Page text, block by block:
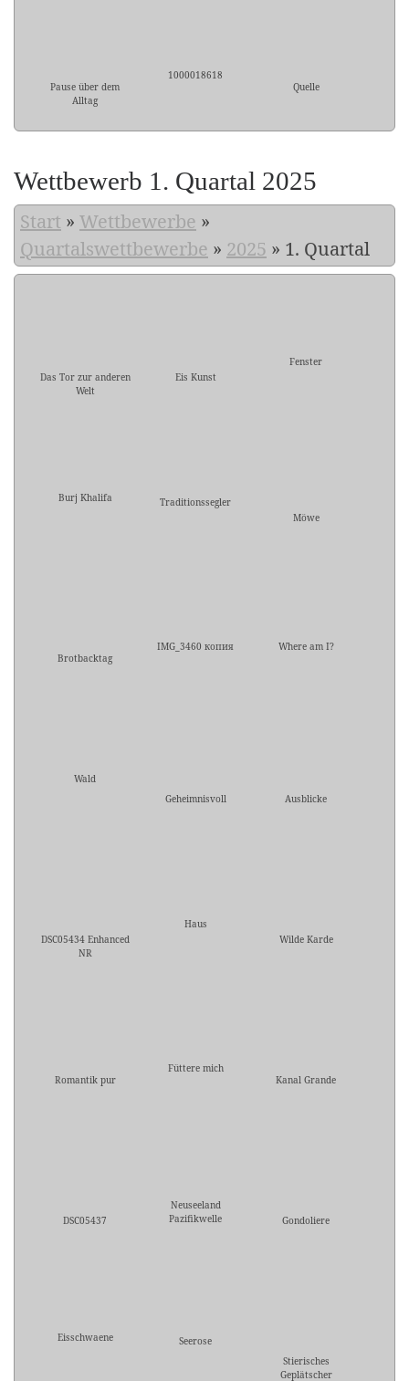
Pause über dem
Alltag
1000018618
Quelle
Wettbewerb 1. Quartal 2025
Start » Wettbewerbe »
Quartalswettbewerbe » 2025 » 1. Quartal
Das Tor zur anderen
Welt
Eis Kunst
Fenster
Burj Khalifa
Traditionssegler
Möwe
Brotbacktag
IMG_3460 копия Where am I?
Wald
Geheimnisvoll
Ausblicke
DSC05434 Enhanced
NR
Haus
Wilde Karde
Romantik pur
Füttere mich
Kanal Grande
DSC05437
Neuseeland
Pazifikwelle
Gondoliere
Eisschwaene
Seerose
Stierisches
Geplätscher